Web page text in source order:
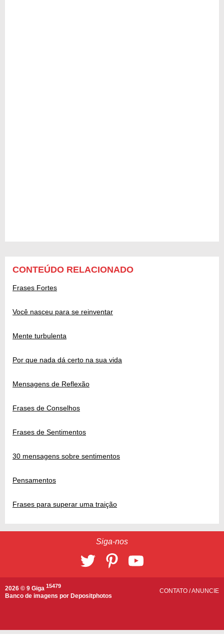
CONTEÚDO RELACIONADO
Frases Fortes
Você nasceu para se reinventar
Mente turbulenta
Por que nada dá certo na sua vida
Mensagens de Reflexão
Frases de Conselhos
Frases de Sentimentos
30 mensagens sobre sentimentos
Pensamentos
Frases para superar uma traição
Siga-nos
2026 © 9 Giga 15479
Banco de imagens por Depositphotos
CONTATO /ANUNCIE